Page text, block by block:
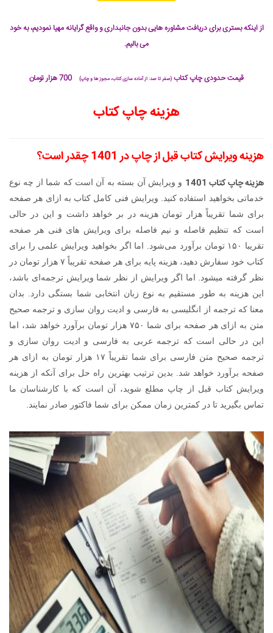
از اینکه بستری برای دریافت مشاوره هایی بدون جانبداری و واقع گرایانه مهیا نمودیم، به خود
می بالیم.
قیمت حدودی چاپ کتاب (صفر تا صد: از آماده سازی کتاب، مجوز ها و چاپ)
هزینه چاپ کتاب
هزینه ویرایش کتاب قبل از چاپ در 1401 چقدر است؟
هزینه چاپ کتاب 1401
و ویرایش آن بسته به آن است که شما از چه نوع
خدماتی بخواهید استفاده کنید. ویرایش فنی کامل کتاب به ازای هر صفحه
برای شما تقریباً هزار تومان هزینه در بر خواهد داشت و این در حالی
است که تنظیم فاصله و نیم فاصله برای ویرایش های فنی هر صفحه
تقریبا ۱۵۰ تومان برآورد می‌شود. اما اگر بخواهید ویرایش علمی را برای
کتاب خود سفارش دهید، هزینه پایه برای هر صفحه تقریباً ۷ هزار تومان در
نظر گرفته میشود. اما اگر ویرایش از نظر شما ویرایش ترجمه‌ای باشد،
این هزینه به طور مستقیم به نوع زبان انتخابی شما بستگی دارد. بدان
معنا که ترجمه از انگلیسی به فارسی و ادیت روان سازی و ترجمه صحیح
متن به ازای هر صفحه برای شما ۷۵۰ هزار تومان برآورد خواهد شد، اما
این در حالی است که ترجمه عربی به فارسی و ادیت روان سازی و
ترجمه صحیح متن فارسی برای شما تقریباً ۱۷ هزار تومان به ازای هر
صفحه برآورد خواهد شد. بدین ترتیب بهترین راه حل برای آنکه از هزینه
ویرایش کتاب قبل از چاپ مطلع شوید، آن است که با کارشناسان ما
تماس بگیرید تا در کمترین زمان ممکن برای شما فاکتور صادر نمایند.